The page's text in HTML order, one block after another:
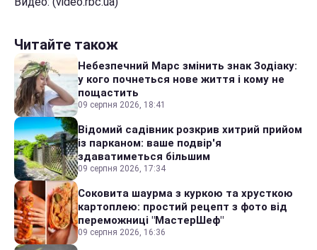
Читайте також
Небезпечний Марс змінить знак Зодіаку:
у кого почнеться нове життя і кому не
пощастить
09 серпня 2026, 18:41
Відомий садівник розкрив хитрий прийом
із парканом: ваше подвір'я
здаватиметься більшим
09 серпня 2026, 17:34
Соковита шаурма з куркою та хрусткою
картоплею: простий рецепт з фото від
переможниці "МастерШеф"
09 серпня 2026, 16:36